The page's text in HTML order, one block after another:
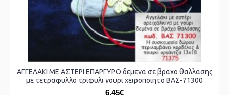
ΑΓΓΕΛΑΚΙ ΜΕ ΑΣΤΕΡΙ ΕΠΑΡΓΥΡΟ δεμενα σε βραχο θαλλασης
με τετραφυλλο τριφυλι γουρι χειροποιητο ΒΑΣ-71300
6,45€